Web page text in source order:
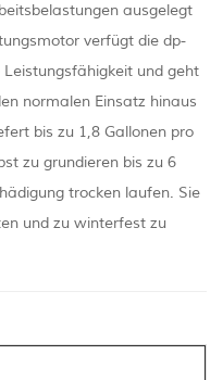
ausgelegt
verfügt die dp-
und geht
normalen Einsatz hinaus
bis zu 1,8 Gallonen pro
zu grundieren bis zu 6
trocken laufen. Sie
und zu winterfest zu